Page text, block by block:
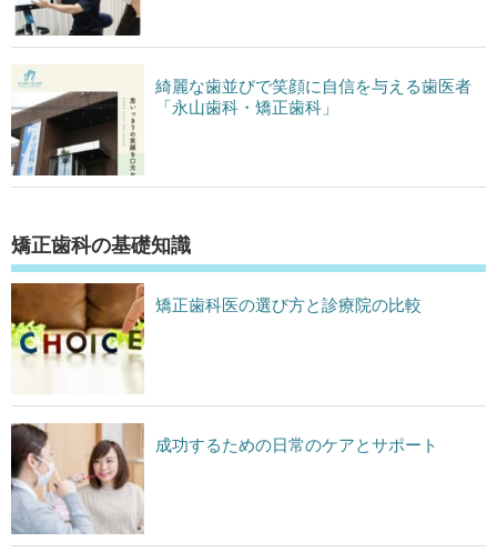
綺麗な歯並びで笑顔に自信を与える歯医者
「永山歯科・矯正歯科」
矯正歯科の基礎知識
矯正歯科医の選び方と診療院の比較
成功するための日常のケアとサポート